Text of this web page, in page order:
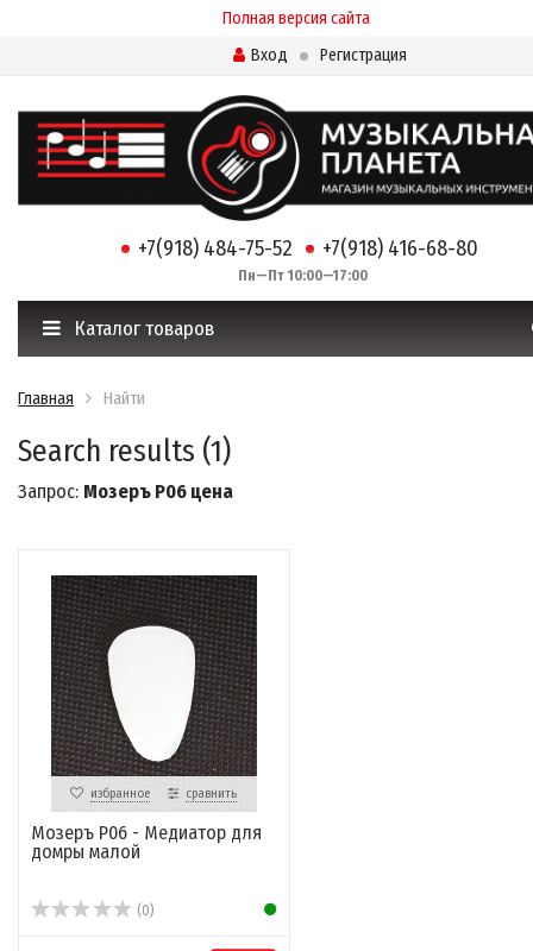
Полная версия сайта
Вход
Регистрация
+7(918) 484-75-52 +7(918) 416-68-80
Пн—Пт 10:00—17:00
Каталог товаров
Главная Найти
Search results (1)
Запрос: Мозеръ P06 цена
избранное сравнить
Мозеръ P06 - Медиатор для
домры малой
(0)